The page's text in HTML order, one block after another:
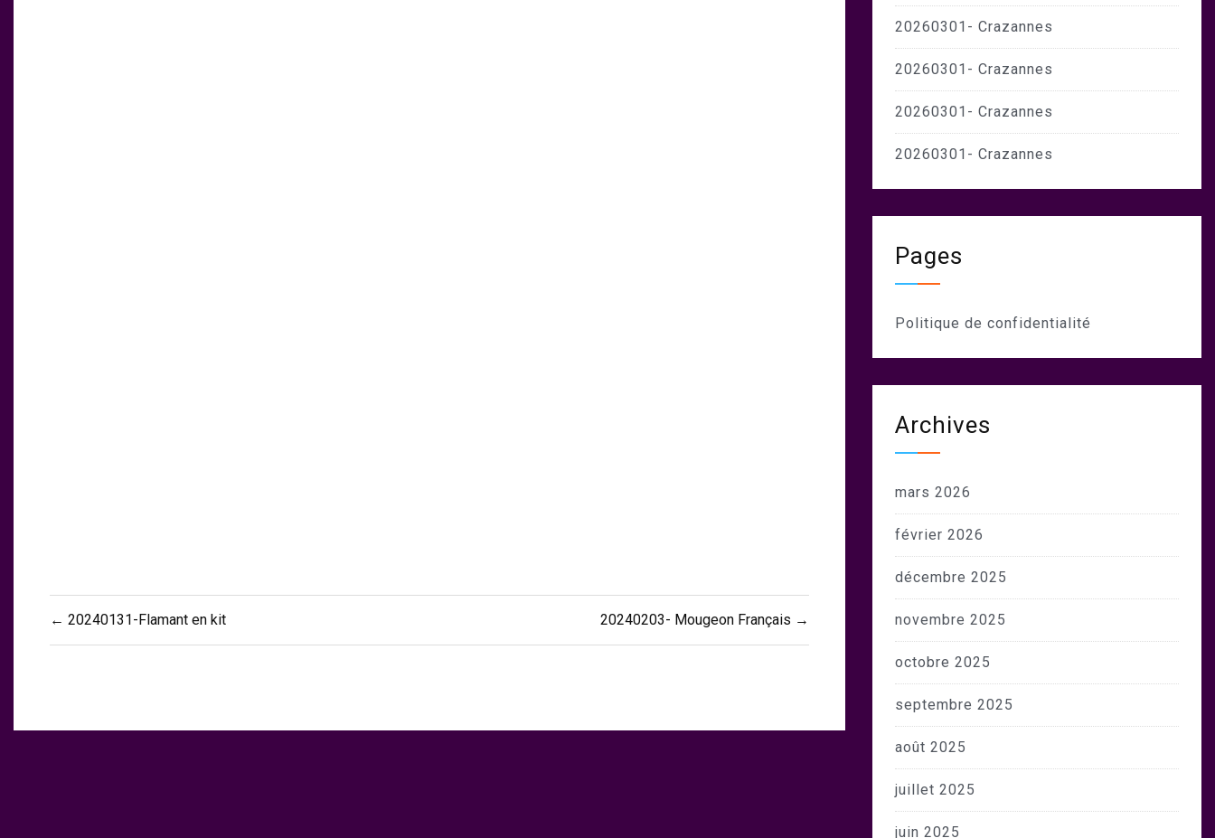
Navigation
de
← 20240131-Flamant en kit 20240203- Mougeon Français →
20260301- Crazannes
20260301- Crazannes
20260301- Crazannes
20260301- Crazannes
Pages
Politique de confidentialité
Archives
mars 2026
février 2026
décembre 2025
novembre 2025
octobre 2025
septembre 2025
août 2025
juillet 2025
juin 2025